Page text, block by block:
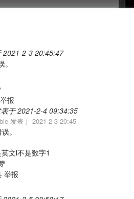
2021-2-3 20:45:47
举报
于 2021-2-4 09:34:35
发表于 2021-2-3 20:45
。
文l不是数字1
举报